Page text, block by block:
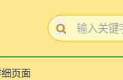
页面